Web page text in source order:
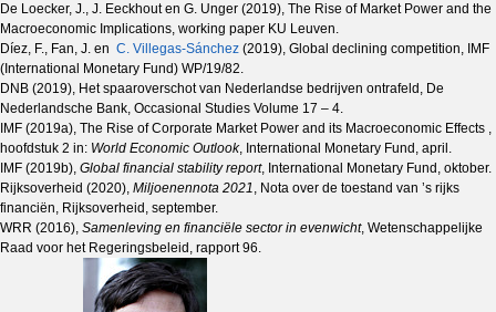
De Loecker, J., J. Eeckhout en G. Unger (2019), The Rise of Market Power and the
Macroeconomic Implications, working paper KU Leuven.
Díez, F., Fan, J. en C. Villegas-Sánchez (2019), Global declining competition, IMF
(International Monetary Fund) WP/19/82.
DNB (2019), Het spaaroverschot van Nederlandse bedrijven ontrafeld, De
Nederlandsche Bank, Occasional Studies Volume 17 – 4.
IMF (2019a), The Rise of Corporate Market Power and its Macroeconomic Effects ,
hoofdstuk 2 in: World Economic Outlook, International Monetary Fund, april.
IMF (2019b), Global financial stability report, International Monetary Fund, oktober.
Rijksoverheid (2020), Miljoenennota 2021, Nota over de toestand van ’s rijks
financiën, Rijksoverheid, september.
WRR (2016), Samenleving en financiële sector in evenwicht, Wetenschappelijke
Raad voor het Regeringsbeleid, rapport 96.